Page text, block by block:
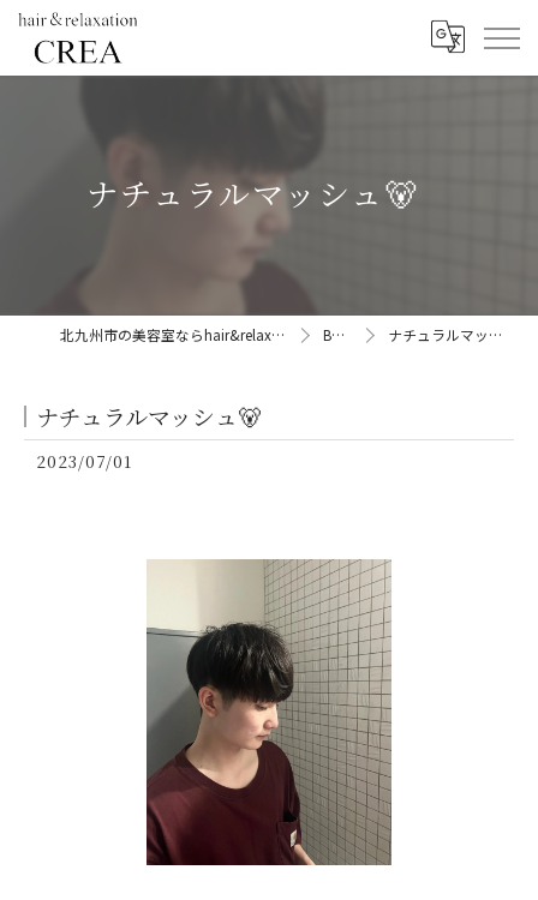
ナチュラルマッシュ🐻
北九州市の美容室ならhair&relaxation CREA BLOG ナチュラルマッシュ🐻
ナチュラルマッシュ🐻
2023/07/01